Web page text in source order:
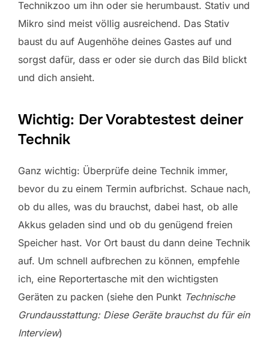
Technikzoo um ihn oder sie herumbaust. Stativ und
Mikro sind meist völlig ausreichend. Das Stativ
baust du auf Augenhöhe deines Gastes auf und
sorgst dafür, dass er oder sie durch das Bild blickt
und dich ansieht.
Wichtig: Der Vorabtestest deiner
Technik
Ganz wichtig: Überprüfe deine Technik immer,
bevor du zu einem Termin aufbrichst. Schaue nach,
ob du alles, was du brauchst, dabei hast, ob alle
Akkus geladen sind und ob du genügend freien
Speicher hast. Vor Ort baust du dann deine Technik
auf. Um schnell aufbrechen zu können, empfehle
ich, eine Reportertasche mit den wichtigsten
Geräten zu packen (siehe den Punkt Technische
Grundausstattung: Diese Geräte brauchst du für ein
Interview)